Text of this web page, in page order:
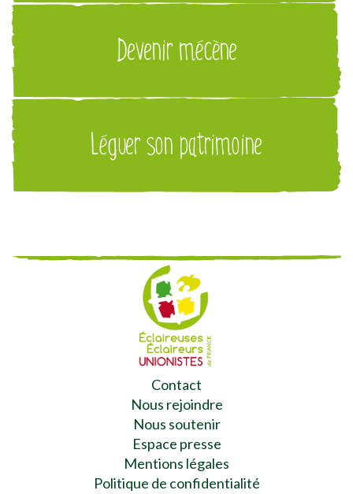
Devenir mécène
Léguer son patrimoine
Contact
Nous rejoindre
Nous soutenir
Espace presse
Mentions légales
Politique de confidentialité